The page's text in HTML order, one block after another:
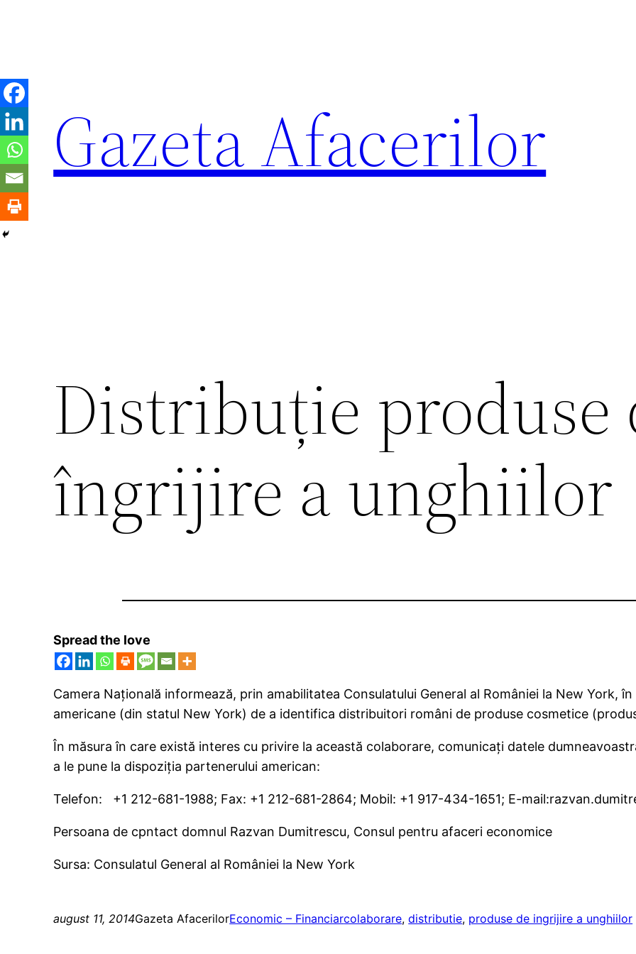
Gazeta Afacerilor
Distribuție produse
îngrijire a unghiilor
Spread the love
Camera Națională informează, prin amabilitatea Consulatului General al României la New York,
americane (din statul New York) de a identifica distribuitori români de produse cosmetice
În măsura în care există interes cu privire la această colaborare, comunicați datele
a le pune la dispoziția partenerului american:
Telefon: +1 212-681-1988; Fax: +1 212-681-2864; Mobil: +1 917-434-1651; E-
Persoana de cpntact domnul Razvan Dumitrescu, Consul pentru afaceri economice
Sursa: Consulatul General al României la New York
august 11, 2014Gazeta AfacerilorEconomic – Financiarcolaborare, distributie, produse de ingrijire a unghiilor